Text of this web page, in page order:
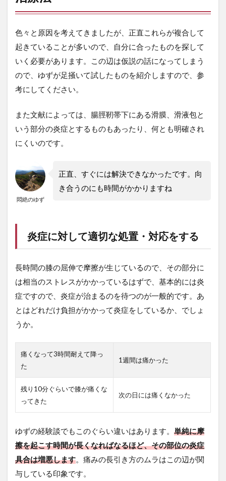
色々と原因を考えてきましたが、正直これらが複合して
起きていることが多いので、自分に合ったものを探して
いく必要があります。この辺は仮説の話になってしまう
ので、ゆずが足掻いて試したものを紹介しますので、参
考にしてください。
また文献によっては、腸脛靭帯下にある滑膜、滑液包と
いう部分の炎症とするものもあったり、何とも明確され
にくいのです。
悶絶のゆず
正直、すぐには解決できなかったです。向
き合うのにも時間がかかりますね
炎症に対して適切な処置・対応をする
長時間の膝の屈伸で摩擦が生じているので、その部分に
は相当のストレスがかかっているはずで、基本的には炎
症ですので、炎症が治まるのを待つのが一般的です。あ
とはどれだけ負担がかかって炎症をしているか、でしょ
うか。
痛くなって3時間耐えて降っ
た
1週間は痛かった
残り10分ぐらいで膝が痛くな
ってきた
次の日には痛くなかった
ゆずの経験談でもこのぐらい違いはあります。 単純に摩
擦を起こす時間が長くなればなるほど、その部位の炎症
具合は増悪します。痛みの長引き方のムラはこの辺が関
与している印象です。